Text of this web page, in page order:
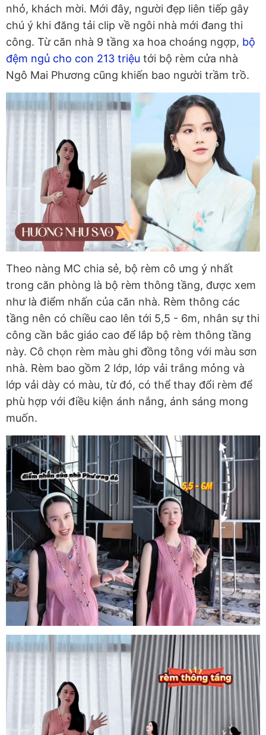
nhỏ, khách mời. Mới đây, người đẹp liên tiếp gây
chú ý khi đăng tải clip về ngôi nhà mới đang thi
công. Từ căn nhà 9 tầng xa hoa choáng ngợp, bộ
đệm ngủ cho con 213 triệu tới bộ rèm cửa nhà
Ngô Mai Phương cũng khiến bao người trầm trồ.
Theo nàng MC chia sẻ, bộ rèm cô ưng ý nhất
trong căn phòng là bộ rèm thông tầng, được xem
như là điểm nhấn của căn nhà. Rèm thông các
tầng nên có chiều cao lên tới 5,5 - 6m, nhân sự thi
công cần bắc giáo cao để lắp bộ rèm thông tầng
này. Cô chọn rèm màu ghi đồng tông với màu sơn
nhà. Rèm bao gồm 2 lớp, lớp vải trắng mỏng và
lớp vải dày có màu, từ đó, có thể thay đổi rèm để
phù hợp với điều kiện ánh nắng, ánh sáng mong
muốn.